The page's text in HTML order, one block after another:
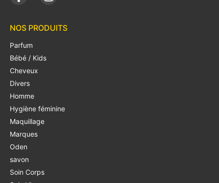
NOS PRODUITS
Parfum
Bébé / Kids
Cheveux
Divers
Homme
Hygiène féminine
Maquillage
Marques
Oden
savon
Soin Corps